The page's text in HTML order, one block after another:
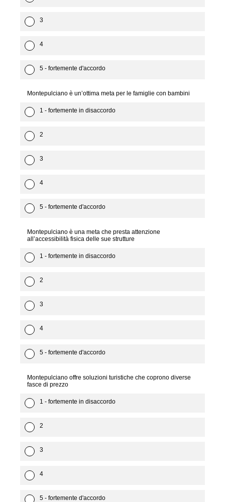
3
4
5 - fortemente d'accordo
Montepulciano è un’ottima meta per le famiglie con bambini
1 - fortemente in disaccordo
2
3
4
5 - fortemente d'accordo
Montepulciano è una meta che presta attenzione
all’accessibilità fisica delle sue strutture
1 - fortemente in disaccordo
2
3
4
5 - fortemente d'accordo
Montepulciano offre soluzioni turistiche che coprono diverse
fasce di prezzo
1 - fortemente in disaccordo
2
3
4
5 - fortemente d'accordo